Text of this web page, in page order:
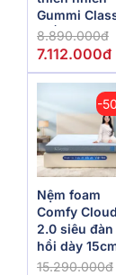
Gummi
thế hệ mới
5/10/15cm
8.890.000đ
7.112.000đ
-
Nệm foam
Comfy Cloud
2.0 siêu đàn
hồi dày
15.290.000đ